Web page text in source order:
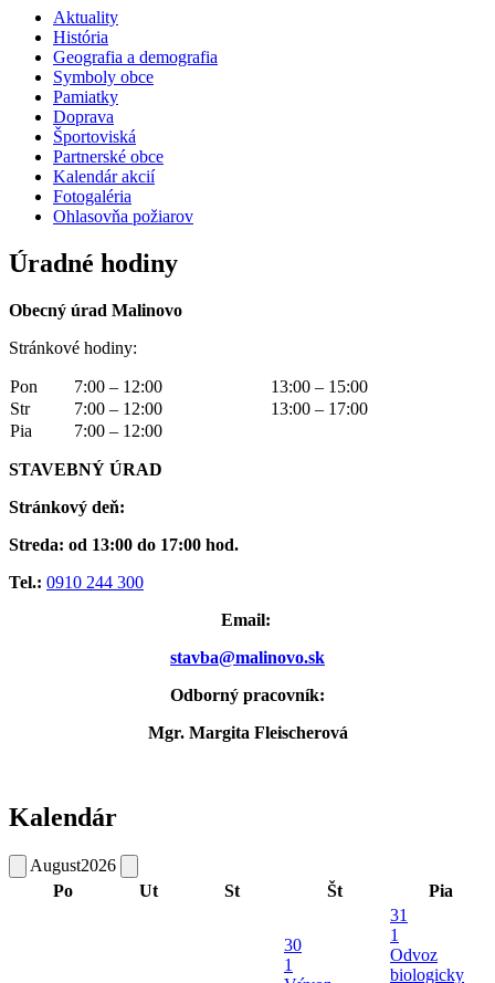
Aktuality
História
Geografia a demografia
Symboly obce
Pamiatky
Doprava
Športoviská
Partnerské obce
Kalendár akcií
Fotogaléria
Ohlasovňa požiarov
Úradné hodiny
Obecný úrad Malinovo
Stránkové hodiny:
Pon 7:00 – 12:00
13:00 – 15:00
Str
7:00 – 12:00
13:00 – 17:00
Pia
7:00 – 12:00
STAVEBNÝ ÚRAD
Stránkový deň:
Streda: od 13:00 do 17:00 hod.
Tel.: 0910 244 300
Email:
stavba@malinovo.sk
Odborný pracovník:
Mgr. Margita Fleischerová
Kalendár
August2026
Po
Ut St Št Pia
30
1
31
1
Odvoz
biologicky